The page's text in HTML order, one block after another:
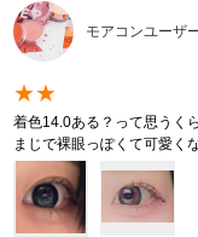
モアコンユーザ
★★
着色14.0ある？って思うく
まじで裸眼っぽくて可愛く